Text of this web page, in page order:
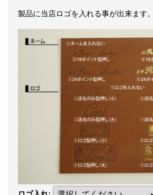
製品に当店ロゴを入れる事が出来ます。